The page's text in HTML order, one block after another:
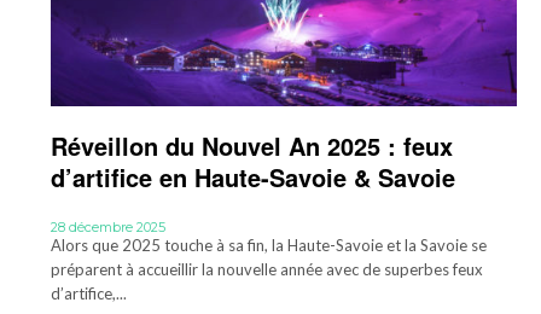
Réveillon du Nouvel An 2025 : feux
d’artifice en Haute-Savoie & Savoie
28 décembre 2025
Alors que 2025 touche à sa fin, la Haute-Savoie et la Savoie se
préparent à accueillir la nouvelle année avec de superbes feux
d’artifice,...